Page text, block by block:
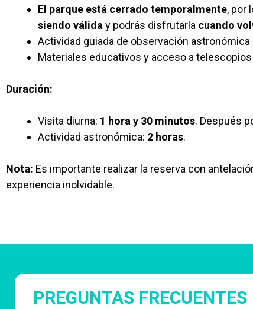
El parque está cerrado temporalmente, por
siendo válida y podrás disfrutarla cuando
Actividad guiada de observación astronómica
Materiales educativos y acceso a
Duración:
Visita diurna: 1 hora y 30 minutos. Después
Actividad astronómica: 2 horas.
Nota: Es importante realizar la reserva con
experiencia inolvidable.
PREGUNTAS FRECUENTES